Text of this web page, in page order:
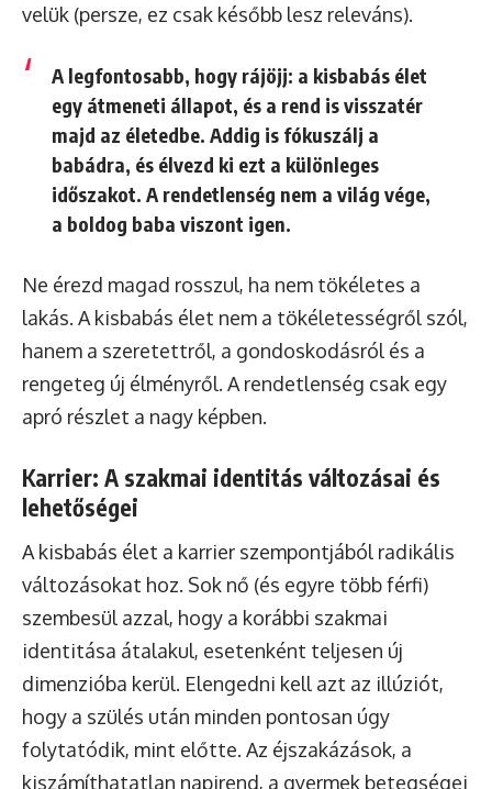
velük (persze, ez csak később lesz releváns).
A legfontosabb, hogy rájöjj: a kisbabás élet
egy átmeneti állapot, és a rend is visszatér
majd az életedbe. Addig is fókuszálj a
babádra, és élvezd ki ezt a különleges
időszakot. A rendetlenség nem a világ vége,
a boldog baba viszont igen.
Ne érezd magad rosszul, ha nem tökéletes a
lakás. A kisbabás élet nem a tökéletességről szól,
hanem a szeretettről, a gondoskodásról és a
rengeteg új élményről. A rendetlenség csak egy
apró részlet a nagy képben.
Karrier: A szakmai identitás változásai és
lehetőségei
A kisbabás élet a karrier szempontjából radikális
változásokat hoz. Sok nő (és egyre több férfi)
szembesül azzal, hogy a korábbi szakmai
identitása átalakul, esetenként teljesen új
dimenzióba kerül. Elengedni kell azt az illúziót,
hogy a szülés után minden pontosan úgy
folytatódik, mint előtte. Az éjszakázások, a
kiszámíthatatlan napirend, a gyermek betegségei